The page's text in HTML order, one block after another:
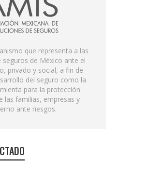
que representa a las
seguros de México ante el
privado y social, a fin de
del seguro como la
para la protección
las familias, empresas y
ante riesgos.